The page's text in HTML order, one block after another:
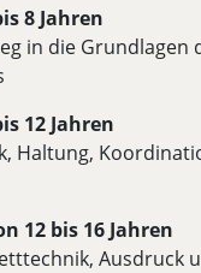
8 Jahren
in die Grundlagen
12 Jahren
Haltung,
12 bis 16 Jahren
Ausdruck